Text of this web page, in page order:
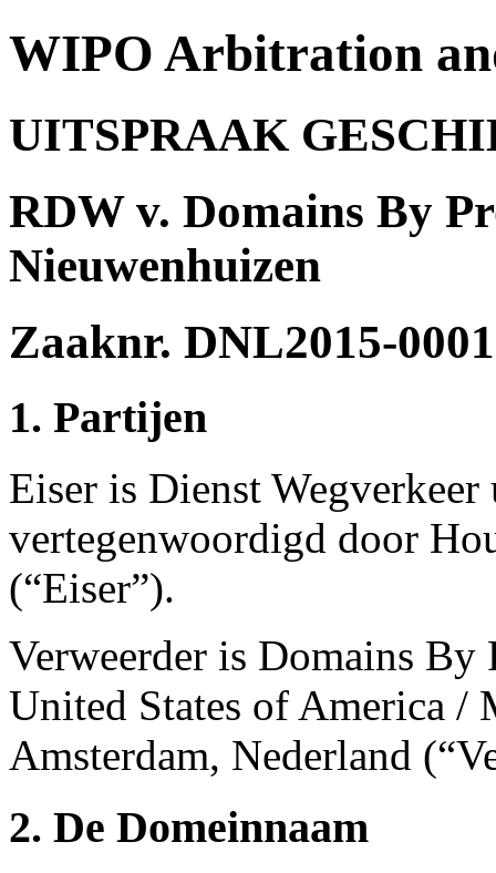
WIPO Arbitration
UITSPRAAK
RDW v. Domains By
Nieuwenhuizen
Zaaknr. DNL2015-0001
1. Partijen
Eiser is Dienst
vertegenwoordigd door
(“Eiser”).
Verweerder is Domains
United States of America /
Amsterdam, Nederland
2. De Domeinnaam